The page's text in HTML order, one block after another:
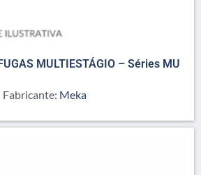
MULTIESTÁGIO – Séries MU
Fabricante: Meka